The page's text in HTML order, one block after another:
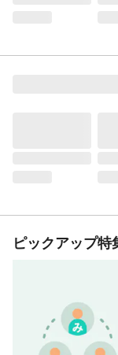
ピックアップ特